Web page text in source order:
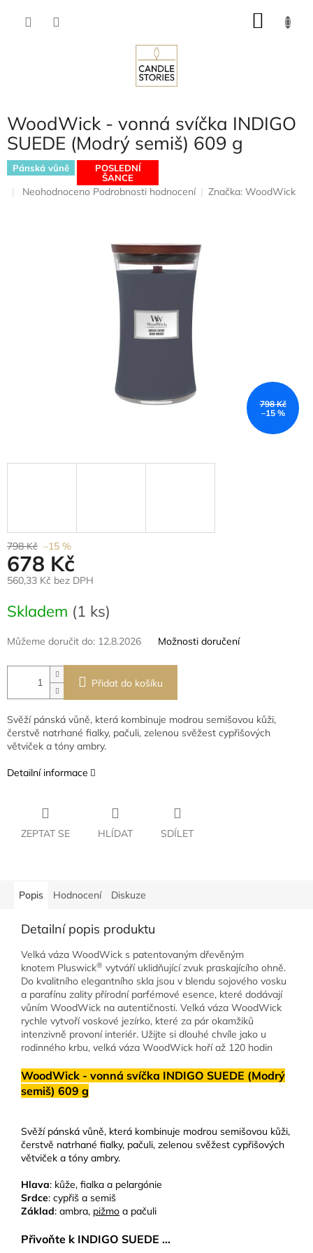
WoodWick - vonná svíčka INDIGO
SUEDE (Modrý semiš) 609 g
Pánská vůně
POSLEDNÍ
ŠANCE
Průměrné
Neohodnoceno Podrobnosti hodnocení Značka: WoodWick
798 Kč
–15 %
798 Kč –15 %
678 Kč
560,33 Kč bez DPH
cena:
Skladem (1 ks)
Můžeme doručit do: 12.8.2026 Možnosti doručení
Přidat do košíku
Svěží pánská vůně, která kombinuje modrou semišovou kůži,
čerstvě natrhané fialky, pačuli, zelenou svěžest cypřišových
větviček a tóny ambry.
Detailní informace
ZEPTAT SE HLÍDAT SDÍLET
Popis Hodnocení Diskuze
Detailní popis produktu
Velká váza WoodWick s patentovaným dřevěným
knotem Pluswick® vytváří uklidňující zvuk praskajícího ohně.
Do kvalitního elegantního skla jsou v blendu sojového vosku
a parafínu zality přírodní parfémové esence, které dodávají
vůním WoodWick na autentičnosti. Velká váza WoodWick
rychle vytvoří voskové jezírko, které za pár okamžiků
intenzivně provoní interiér. Užijte si dlouhé chvíle jako u
rodinného krbu, velká váza WoodWick hoří až 120 hodin
WoodWick - vonná svíčka INDIGO SUEDE (Modrý
semiš) 609 g
Svěží pánská vůně, která kombinuje modrou semišovou kůži,
čerstvě natrhané fialky, pačuli, zelenou svěžest cypřišových
větviček a tóny ambry.
Hlava: kůže, fialka a pelargónie
Srdce: cypřiš a semiš
Základ: ambra, pižmo a pačuli
Přivoňte k INDIGO SUEDE ...